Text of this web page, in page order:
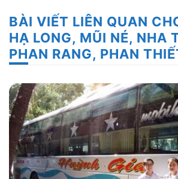
BÀI VIẾT LIÊN QUAN
HẠ LONG, MŨI NÉ, NHA
PHAN RANG, PHAN